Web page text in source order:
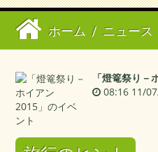
ホーム / ニュース
「燈篭祭り－
08:16 11/